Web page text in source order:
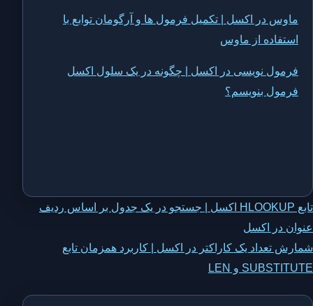
ماوس در اکسل | تکمیل فرمول ها و آرگومان توابع با
استفاده از ماوس
فرمول نویسی در اکسل | چگونه در یک سلول اکسل
فرمول بنویسم؟
راهبری
نوشته
تابع HLOOKUP اکسل | جستجو در یک جدول بر اساس ردیف
عنوان در اکسل
شمارش تعداد یک کاراکتر در اکسل | کاربرد همزمان تابع
SUBSTITUTE و LEN